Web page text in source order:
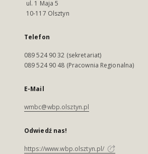
ul. 1 Maja 5
10-117 Olsztyn
Telefon
089 524 90 32 (sekretariat)
089 524 90 48 (Pracownia Regionalna)
E-Mail
wmbc@wbp.olsztyn.pl
Odwiedź nas!
https://www.wbp.olsztyn.pl/